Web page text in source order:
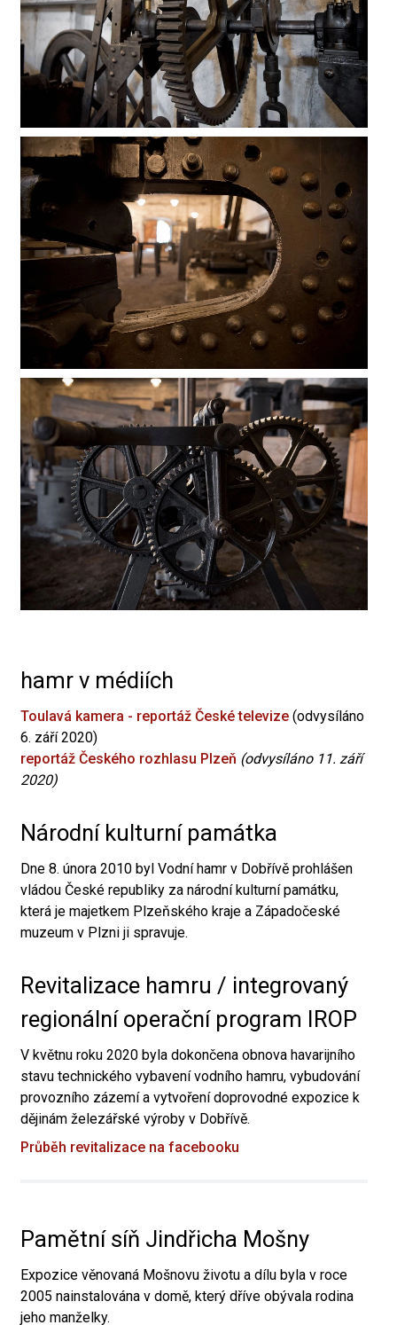
hamr v médiích
Toulavá kamera - reportáž České televize (odvysíláno
6. září 2020)
reportáž Českého rozhlasu Plzeň (odvysíláno 11. září
2020)
Národní kulturní památka
Dne 8. února 2010 byl Vodní hamr v Dobřívě prohlášen
vládou České republiky za národní kulturní památku,
která je majetkem Plzeňského kraje a Západočeské
muzeum v Plzni ji spravuje.
Revitalizace hamru / integrovaný
regionální operační program IROP
V květnu roku 2020 byla dokončena obnova havarijního
stavu technického vybavení vodního hamru, vybudování
provozního zázemí a vytvoření doprovodné expozice k
dějinám železářské výroby v Dobřívě.
Průběh revitalizace na facebooku
Pamětní síň Jindřicha Mošny
Expozice věnovaná Mošnovu životu a dílu byla v roce
2005 nainstalována v domě, který dříve obývala rodina
jeho manželky.